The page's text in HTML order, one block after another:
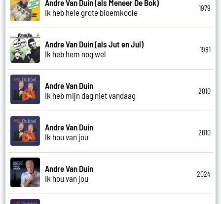
Andre Van Duin (als Meneer De Bok)
Ik heb hele grote bloemkoole
1979
Andre Van Duin (als Jut en Jul)
Ik heb hem nog wel
1981
Andre Van Duin
Ik heb mijn dag niet vandaag
2010
Andre Van Duin
Ik hou van jou
2010
Andre Van Duin
Ik hou van jou
2024